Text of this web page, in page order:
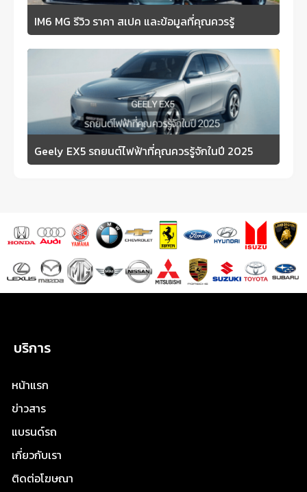
IM6 MG รีวิว ราคา สเปค และข้อมูลที่คุณควรรู้
Geely EX5 รถยนต์ไฟฟ้าที่คุณควรรู้จักในปี 2025
บริการ
หน้าแรก
ข่าวสาร
แบรนด์รถ
เกี่ยวกับเรา
ติดต่อโฆษณา